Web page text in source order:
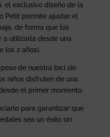
: el exclusivo diseño de la
Petit permite ajustar el
de forma que los
a utilizarla desde una
los 2 años).
de nuestra bici sin
niños disfruten de una
el primer momento.
para garantizar que
sea un éxito sin